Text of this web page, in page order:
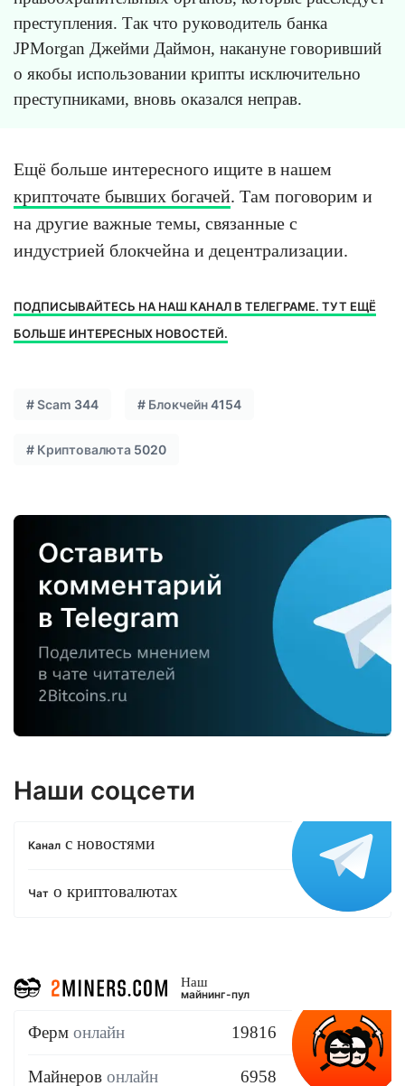
преступления. Так что руководитель банка
JPMorgan Джейми Даймон, накануне говоривший
о якобы использовании крипты исключительно
преступниками, вновь оказался неправ.
Ещё больше интересного ищите в нашем
крипточате бывших богачей. Там поговорим и
на другие важные темы, связанные с
индустрией блокчейна и децентрализации.
ПОДПИСЫВАЙТЕСЬ НА НАШ КАНАЛ В ТЕЛЕГРАМЕ. ТУТ ЕЩЁ
БОЛЬШЕ ИНТЕРЕСНЫХ НОВОСТЕЙ.
#Scam 344 # Блокчейн4154
# Криптовалюта 5020
Наши соцсети
Канал с новостями
Чат о криптовалютах
Наш
майнинг-пул
Ферм онлайн 19816
Майнеров онлайн 6958